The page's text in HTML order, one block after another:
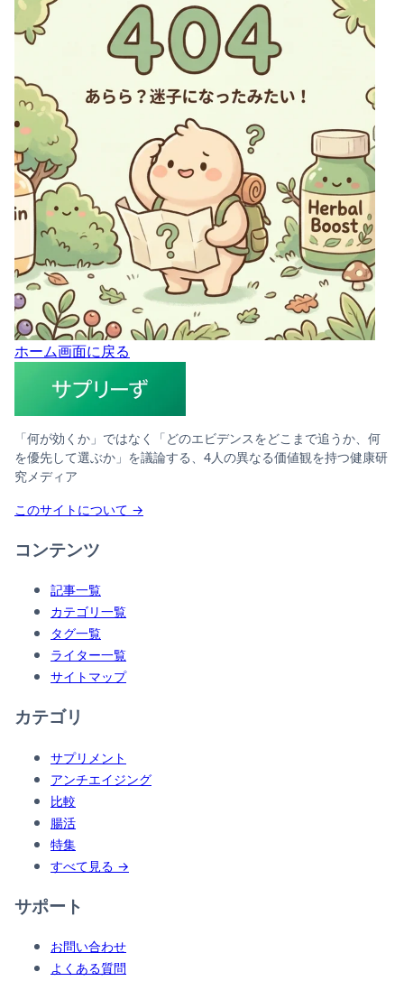
ホーム画面に戻る
「何が効くか」ではなく「どのエビデンスをどこまで追うか、何
を優先して選ぶか」を議論する、4人の異なる価値観を持つ健康研
究メディア
このサイトについて →
コンテンツ
記事一覧
カテゴリ一覧
タグ一覧
ライター一覧
サイトマップ
カテゴリ
サプリメント
アンチエイジング
比較
腸活
特集
すべて見る →
サポート
お問い合わせ
よくある質問